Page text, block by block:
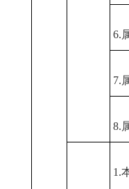
6.
7.
8.
1.